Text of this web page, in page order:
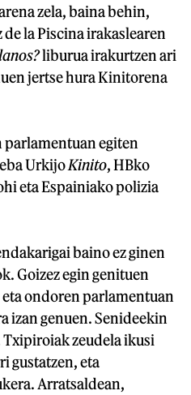
zela, baina behin,
la Piscina irakaslearen
liburua irakurtzen ari
jertse hura Kinitorena
parlamentuan egiten
UrkijoKinito, HBko
eta Espainiako polizia
baino ez ginen
Goizez egin genituen
ondoren parlamentuan
izan genuen. Senideekin
zeudela ikusi
gustatzen, eta
Arratsaldean,